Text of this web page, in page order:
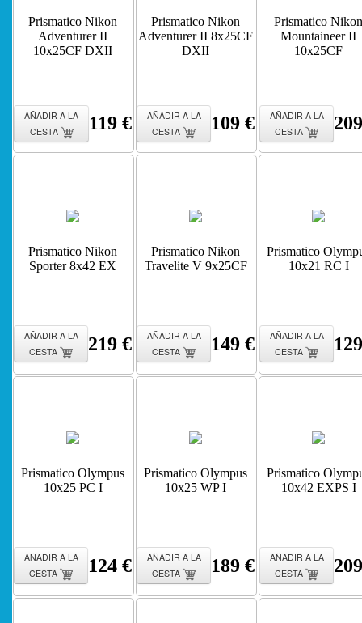
Prismatico Nikon
Adventurer II
10x25CF DXII
AÑADIR A LA
CESTA
119 €
Prismatico Nikon
Adventurer II 8x25CF
DXII
AÑADIR A LA
CESTA
109 €
Prismatico Nikon
Mountaineer II
10x25CF
AÑADIR A LA
CESTA
Prismatico Nikon
Sporter 8x42 EX
AÑADIR A LA
CESTA
219 €
Prismatico Nikon
Travelite V 9x25CF
AÑADIR A LA
CESTA
149 €
Prismatico
10x21 RC I
AÑADIR A LA
CESTA
Prismatico Olympus
10x25 PC I
AÑADIR A LA
CESTA
124 €
Prismatico Olympus
10x25 WP I
AÑADIR A LA
CESTA
189 €
Prismatico
10x42 EXPS I
AÑADIR A LA
CESTA